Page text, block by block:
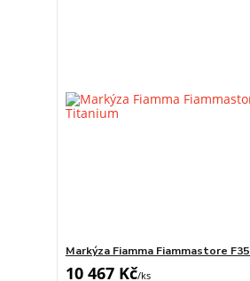
Markýza Fiamma Fiammastore
10 467 Kč/ks